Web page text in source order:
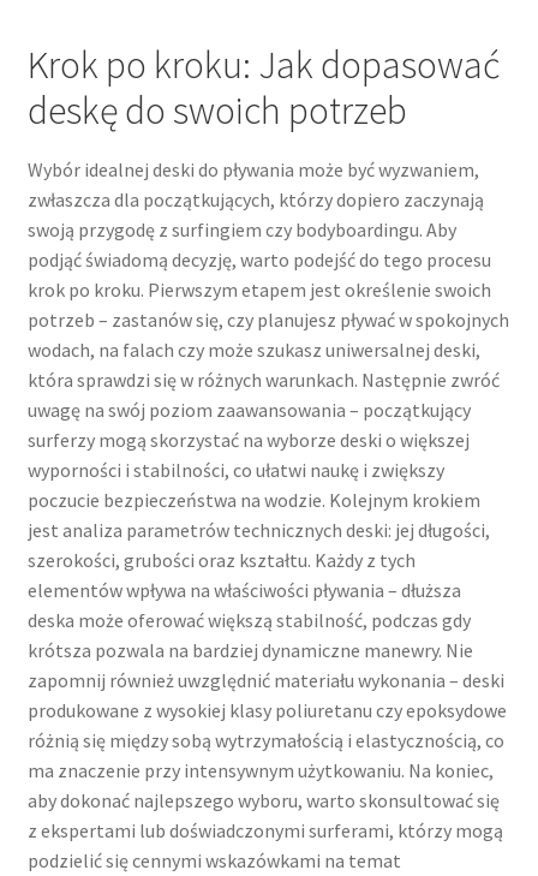
Krok po kroku: Jak dopasować
deskę do swoich potrzeb
Wybór idealnej deski do pływania może być wyzwaniem,
zwłaszcza dla początkujących, którzy dopiero zaczynają
swoją przygodę z surfingiem czy bodyboardingu. Aby
podjąć świadomą decyzję, warto podejść do tego procesu
krok po kroku. Pierwszym etapem jest określenie swoich
potrzeb – zastanów się, czy planujesz pływać w spokojnych
wodach, na falach czy może szukasz uniwersalnej deski,
która sprawdzi się w różnych warunkach. Następnie zwróć
uwagę na swój poziom zaawansowania – początkujący
surferzy mogą skorzystać na wyborze deski o większej
wyporności i stabilności, co ułatwi naukę i zwiększy
poczucie bezpieczeństwa na wodzie. Kolejnym krokiem
jest analiza parametrów technicznych deski: jej długości,
szerokości, grubości oraz kształtu. Każdy z tych
elementów wpływa na właściwości pływania – dłuższa
deska może oferować większą stabilność, podczas gdy
krótsza pozwala na bardziej dynamiczne manewry. Nie
zapomnij również uwzględnić materiału wykonania – deski
produkowane z wysokiej klasy poliuretanu czy epoksydowe
różnią się między sobą wytrzymałością i elastycznością, co
ma znaczenie przy intensywnym użytkowaniu. Na koniec,
aby dokonać najlepszego wyboru, warto skonsultować się
z ekspertami lub doświadczonymi surferami, którzy mogą
podzielić się cennymi wskazówkami na temat